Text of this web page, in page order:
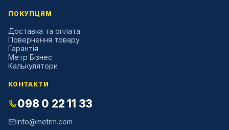
ПОКУПЦЯМ
Доставка та оплата
Повернення товару
Гарантія
Метр Бізнес
Калькулятори
КОНТАКТИ
098 0 22 11 33
info@metrm.com